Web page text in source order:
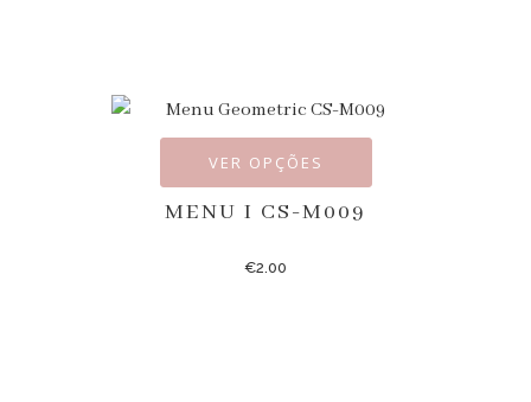
VER OPÇÕES
MENU I CS-M009
€2.00